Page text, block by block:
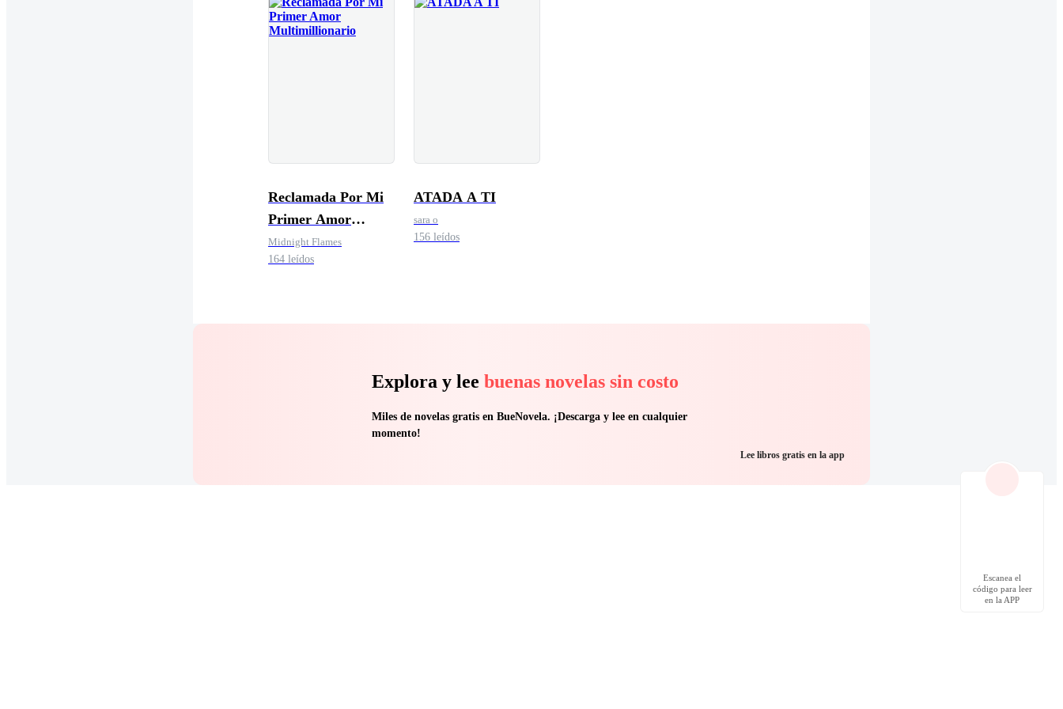
Reclamada Por Mi
Primer Amor
Multimillionario
Midnight Flames
164 leídos
ATADA A TI
sara o
156 leídos
Explora y lee buenas novelas sin costo
Miles de novelas gratis en BueNovela. ¡Descarga y lee en cualquier
momento!
Lee libros gratis en la app
Escanea el
código para leer
en la APP